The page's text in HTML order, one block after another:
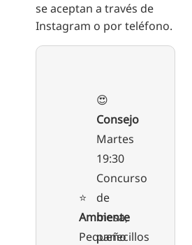
se aceptan a través de
Instagram o por teléfono.
⭐️
Ambiente
Pequeño
😍
Consejo
Martes
19:30
Concurso
de
mesa,
panecillos